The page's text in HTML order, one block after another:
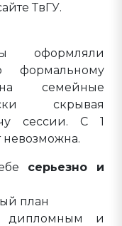
ТвГУ.
оформляли
формальному
семейные
скрывая
сессии. С 1
невозможна.
серьезно и
план
дипломным и